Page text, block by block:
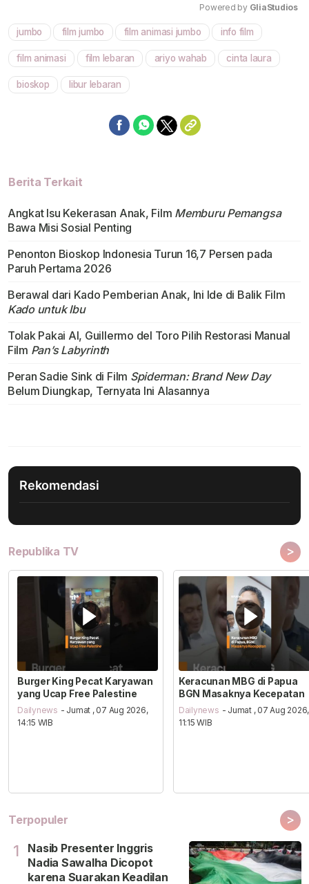
Mute
Powered by GliaStudios
jumbo film jumbo film animasi jumbo info film
film animasi film lebaran ariyo wahab cinta laura
bioskop libur lebaran
Berita Terkait
Angkat Isu Kekerasan Anak, Film Memburu Pemangsa
Bawa Misi Sosial Penting
Penonton Bioskop Indonesia Turun 16,7 Persen pada
Paruh Pertama 2026
Berawal dari Kado Pemberian Anak, Ini Ide di Balik Film
Kado untuk Ibu
Tolak Pakai AI, Guillermo del Toro Pilih Restorasi Manual
Film Pan’s Labyrinth
Peran Sadie Sink di Film Spiderman: Brand New Day
Belum Diungkap, Ternyata Ini Alasannya
Rekomendasi
Republika TV >
Burger King Pecat Karyawan
yang Ucap Free Palestine
Dailynews - Jumat , 07 Aug 2026,
14:15 WIB
Keracunan MBG di Papua
BGN Masaknya Kecepatan
Dailynews - Jumat , 07 Aug 2026,
11:15 WIB
Terpopuler >
1
Nasib Presenter Inggris
Nadia Sawalha Dicopot
karena Suarakan Keadilan